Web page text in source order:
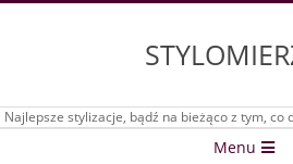
Najlepsze stylizacje, bądź na bieżąco z tym, co
Menu